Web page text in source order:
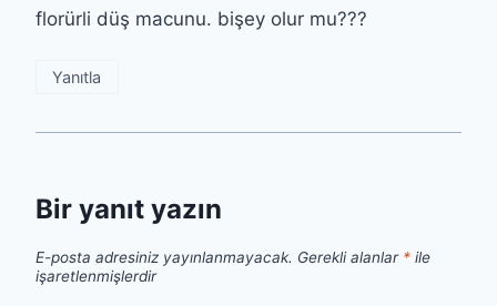
florürli düş macunu. bişey olur mu???
Yanıtla
Bir yanıt yazın
E-posta adresiniz yayınlanmayacak. Gerekli alanlar * ile
işaretlenmişlerdir